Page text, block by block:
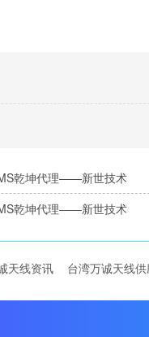
乾坤代理——新世技术
乾坤代理——新世技术
天线资讯 台湾万诚天线